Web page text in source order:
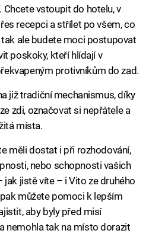
vstoupit do hotelu, v
recepci a střílet po všem, co
tak ale budete moci postupovat
poskoky, kteří hlídají v
protivníkům do zad.
již tradiční mechanismus, díky
zdi, označovat si nepřátele a
místa.
měli dostat i při rozhodování,
nebo schopnosti vašich
jistě víte – i Vito ze druhého
můžete pomoci k lepším
aby byly před misí
nemohla tak na místo dorazit